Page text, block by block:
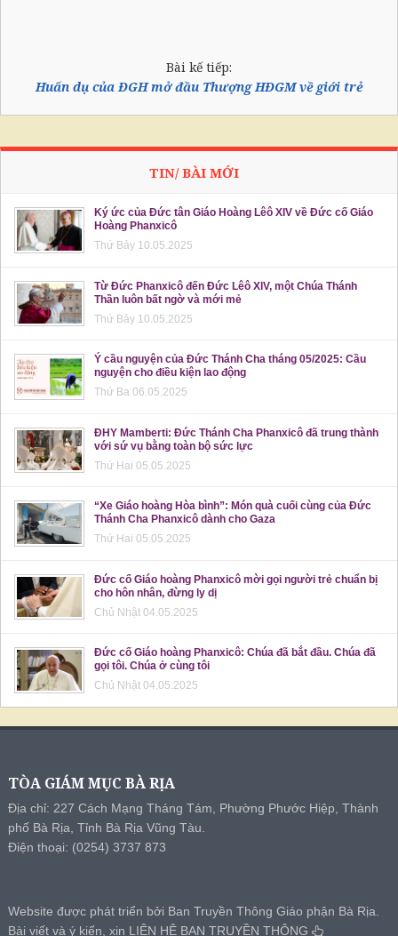
Bài kế tiếp:
Huấn dụ của ĐGH mở đầu Thượng HĐGM về giới trẻ
TIN/ BÀI MỚI
Ký ức của Đức tân Giáo Hoàng Lêô XIV về Đức cố Giáo
Hoàng Phanxicô
Thứ Bảy 10.05.2025
Từ Đức Phanxicô đến Đức Lêô XIV, một Chúa Thánh
Thần luôn bất ngờ và mới mẻ
Thứ Bảy 10.05.2025
Ý cầu nguyện của Đức Thánh Cha tháng 05/2025: Cầu
nguyện cho điều kiện lao động
Thứ Ba 06.05.2025
ĐHY Mamberti: Đức Thánh Cha Phanxicô đã trung thành
với sứ vụ bằng toàn bộ sức lực
Thứ Hai 05.05.2025
“Xe Giáo hoàng Hòa bình”: Món quà cuối cùng của Đức
Thánh Cha Phanxicô dành cho Gaza
Thứ Hai 05.05.2025
Đức cố Giáo hoàng Phanxicô mời gọi người trẻ chuẩn bị
cho hôn nhân, đừng ly dị
Chủ Nhật 04.05.2025
Đức cố Giáo hoàng Phanxicô: Chúa đã bắt đầu. Chúa đã
gọi tôi. Chúa ở cùng tôi
Chủ Nhật 04.05.2025
TÒA GIÁM MỤC BÀ RỊA
Địa chỉ: 227 Cách Mạng Tháng Tám, Phường Phước Hiệp, Thành
phố Bà Rịa, Tỉnh Bà Rịa Vũng Tàu.
Điện thoại: (0254) 3737 873
Website được phát triển bởi Ban Truyền Thông Giáo phận Bà Rịa.
Bài viết và ý kiến, xin LIÊN HỆ BAN TRUYỀN THÔNG